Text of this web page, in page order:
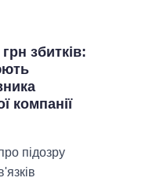
збитків:
компанії
підозру